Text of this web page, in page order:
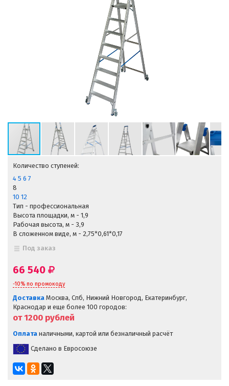
Количество ступеней:
4 5 6 7
8
10 12
Тип - профессиональная
Высота площадки, м - 1,9
Рабочая высота, м - 3,9
В сложенном виде, м - 2,75*0,61*0,17
Под заказ
66 540
-10% по промокоду
Доставка Москва, Спб, Нижний Новгород, Екатеринбург,
Краснодар и еще более 100 городов:
от 1200 рублей
Оплата наличными, картой или безналичный расчёт
Сделано в Евросоюзе